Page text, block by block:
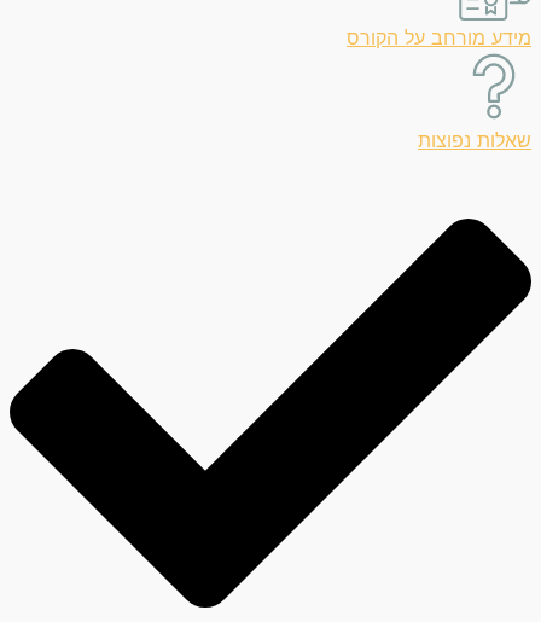
מידע מורחב על הקורס
שאלות נפוצות